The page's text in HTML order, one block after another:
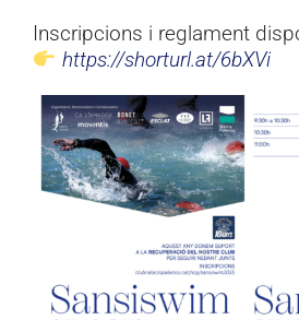
Inscripcions i reglament
https://shorturl.at/6bXVi